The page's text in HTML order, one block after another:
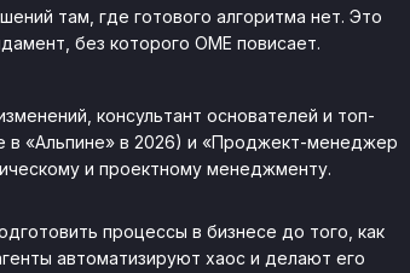
там, где готового алгоритма нет. Это
без которого OME повисает.
консультант основателей и топ-
в «Альпине» в 2026) и «Проджект-менеджер
и проектному менеджменту.
процессы в бизнесе до того, как
автоматизируют хаос и делают его